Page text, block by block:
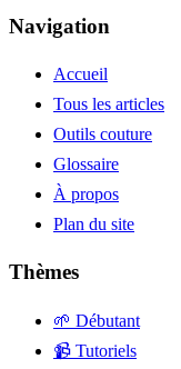
Navigation
Accueil
Tous les articles
Outils couture
Glossaire
À propos
Plan du site
Thèmes
🌱 Débutant
📹 Tutoriels